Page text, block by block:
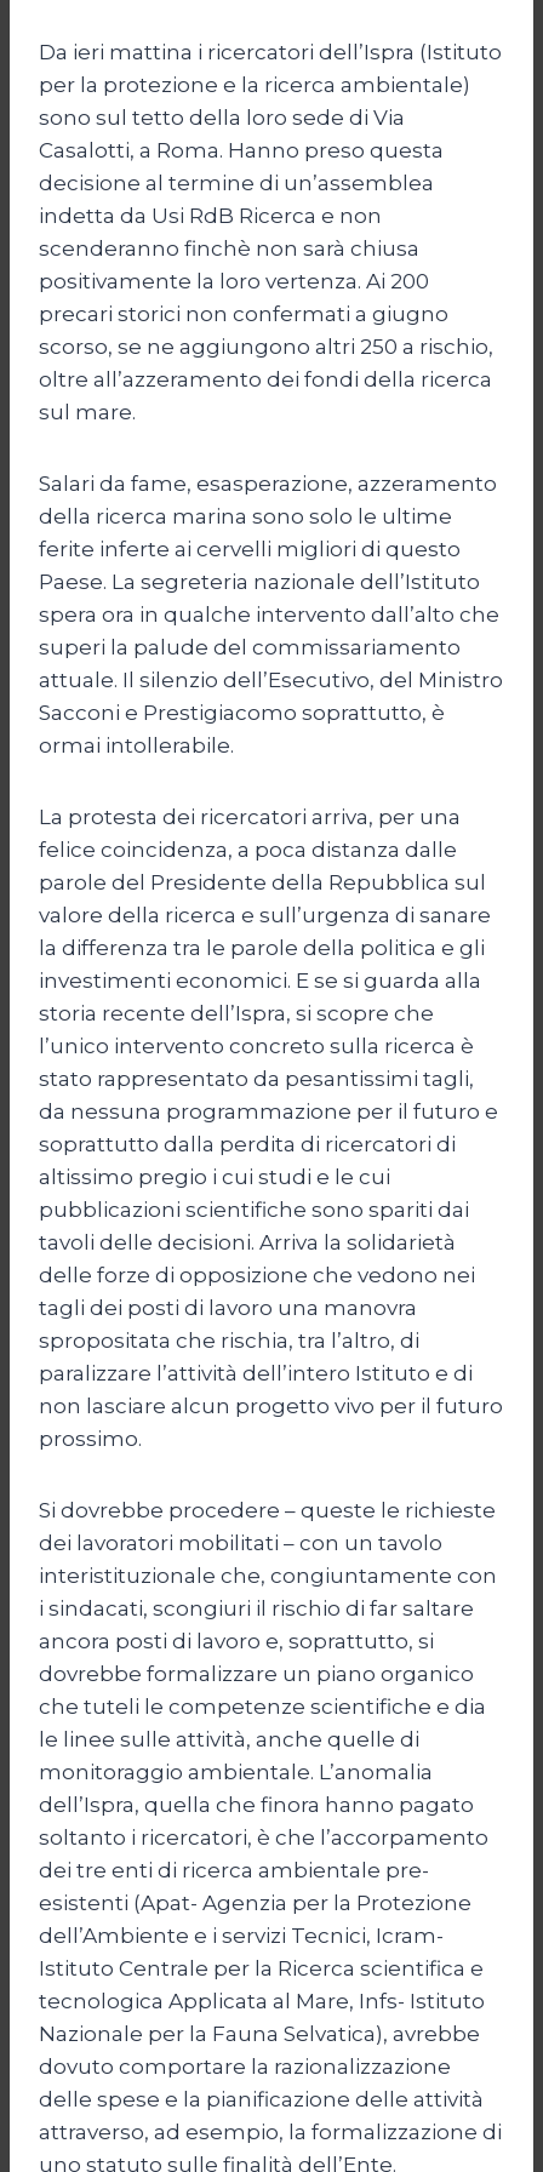
Da ieri mattina i ricercatori dell’Ispra (Istituto
per la protezione e la ricerca ambientale)
sono sul tetto della loro sede di Via
Casalotti, a Roma. Hanno preso questa
decisione al termine di un’assemblea
indetta da Usi RdB Ricerca e non
scenderanno finchè non sarà chiusa
positivamente la loro vertenza. Ai 200
precari storici non confermati a giugno
scorso, se ne aggiungono altri 250 a rischio,
oltre all’azzeramento dei fondi della ricerca
sul mare.
Salari da fame, esasperazione, azzeramento
della ricerca marina sono solo le ultime
ferite inferte ai cervelli migliori di questo
Paese. La segreteria nazionale dell’Istituto
spera ora in qualche intervento dall’alto che
superi la palude del commissariamento
attuale. Il silenzio dell’Esecutivo, del Ministro
Sacconi e Prestigiacomo soprattutto, è
ormai intollerabile.
La protesta dei ricercatori arriva, per una
felice coincidenza, a poca distanza dalle
parole del Presidente della Repubblica sul
valore della ricerca e sull’urgenza di sanare
la differenza tra le parole della politica e gli
investimenti economici. E se si guarda alla
storia recente dell’Ispra, si scopre che
l’unico intervento concreto sulla ricerca è
stato rappresentato da pesantissimi tagli,
da nessuna programmazione per il futuro e
soprattutto dalla perdita di ricercatori di
altissimo pregio i cui studi e le cui
pubblicazioni scientifiche sono spariti dai
tavoli delle decisioni. Arriva la solidarietà
delle forze di opposizione che vedono nei
tagli dei posti di lavoro una manovra
spropositata che rischia, tra l’altro, di
paralizzare l’attività dell’intero Istituto e di
non lasciare alcun progetto vivo per il futuro
prossimo.
Si dovrebbe procedere – queste le richieste
dei lavoratori mobilitati – con un tavolo
interistituzionale che, congiuntamente con
i sindacati, scongiuri il rischio di far saltare
ancora posti di lavoro e, soprattutto, si
dovrebbe formalizzare un piano organico
che tuteli le competenze scientifiche e dia
le linee sulle attività, anche quelle di
monitoraggio ambientale. L’anomalia
dell’Ispra, quella che finora hanno pagato
soltanto i ricercatori, è che l’accorpamento
dei tre enti di ricerca ambientale pre-
esistenti (Apat- Agenzia per la Protezione
dell’Ambiente e i servizi Tecnici, Icram-
Istituto Centrale per la Ricerca scientifica e
tecnologica Applicata al Mare, Infs- Istituto
Nazionale per la Fauna Selvatica), avrebbe
dovuto comportare la razionalizzazione
delle spese e la pianificazione delle attività
attraverso, ad esempio, la formalizzazione di
uno statuto sulle finalità dell’Ente.